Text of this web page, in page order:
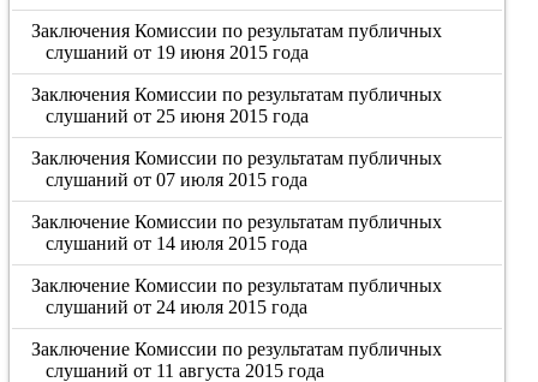
Заключения Комиссии по результатам публичных
слушаний от 19 июня 2015 года
Заключения Комиссии по результатам публичных
слушаний от 25 июня 2015 года
Заключения Комиссии по результатам публичных
слушаний от 07 июля 2015 года
Заключение Комиссии по результатам публичных
слушаний от 14 июля 2015 года
Заключение Комиссии по результатам публичных
слушаний от 24 июля 2015 года
Заключение Комиссии по результатам публичных
слушаний от 11 августа 2015 года